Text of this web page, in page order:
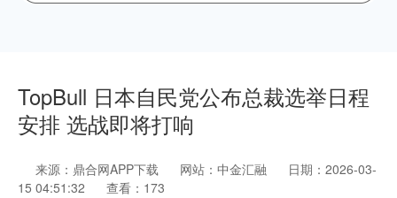
TopBull 日本自民党公布总裁选举日程
安排 选战即将打响
来源：鼎合网APP下载 网站：中金汇融
日期：2026-03-
15 04:51:32
查看：173